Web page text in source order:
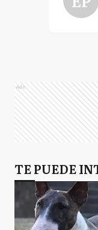
Ads
TE PUEDE